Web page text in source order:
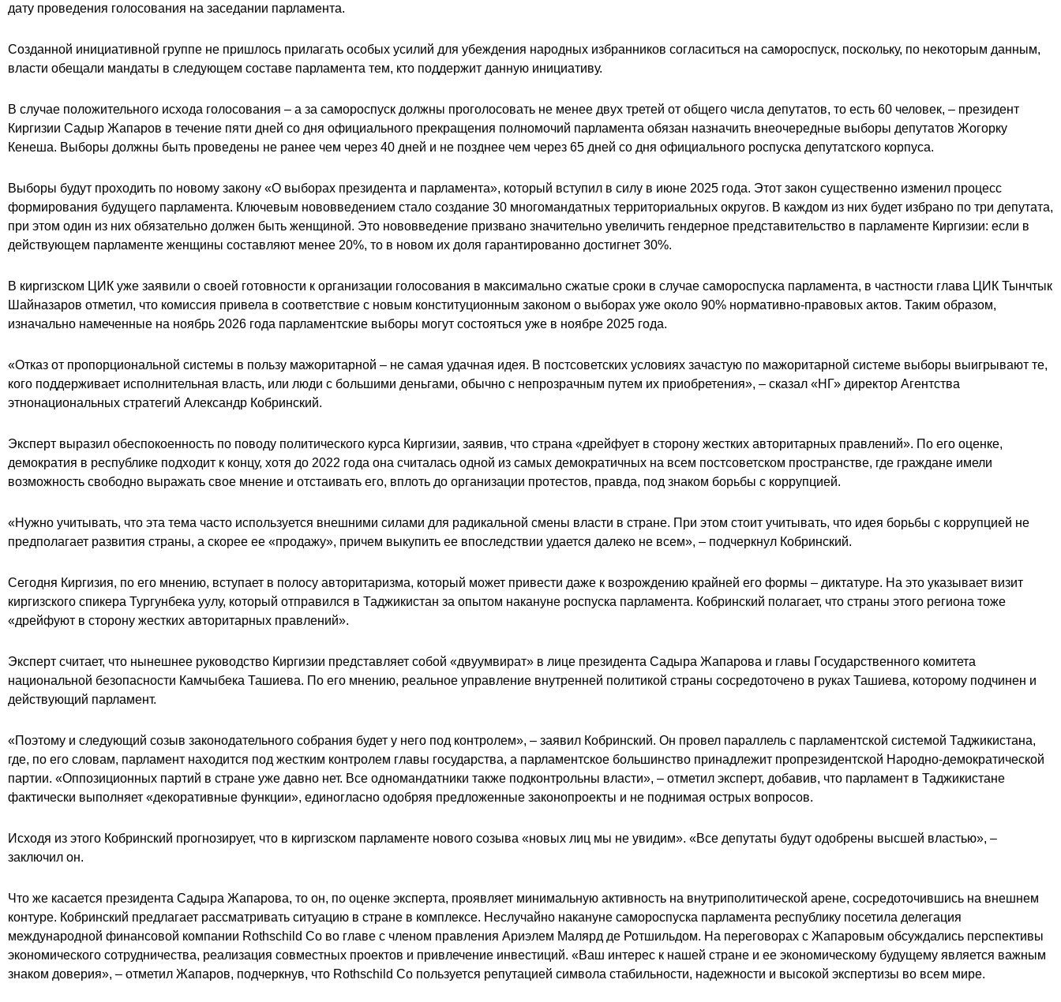
дату проведения голосования на заседании парламента.
Созданной инициативной группе не пришлось прилагать особых усилий для убеждения народных избранников согласиться на самороспуск, поскольку, по некоторым данным,
власти обещали мандаты в следующем составе парламента тем, кто поддержит данную инициативу.
В случае положительного исхода голосования – а за самороспуск должны проголосовать не менее двух третей от общего числа депутатов, то есть 60 человек, – президент
Киргизии Садыр Жапаров в течение пяти дней со дня официального прекращения полномочий парламента обязан назначить внеочередные выборы депутатов Жогорку
Кенеша. Выборы должны быть проведены не ранее чем через 40 дней и не позднее чем через 65 дней со дня официального роспуска депутатского корпуса.
Выборы будут проходить по новому закону «О выборах президента и парламента», который вступил в силу в июне 2025 года. Этот закон существенно изменил процесс
формирования будущего парламента. Ключевым нововведением стало создание 30 многомандатных территориальных округов. В каждом из них будет избрано по три депутата,
при этом один из них обязательно должен быть женщиной. Это нововведение призвано значительно увеличить гендерное представительство в парламенте Киргизии: если в
действующем парламенте женщины составляют менее 20%, то в новом их доля гарантированно достигнет 30%.
В киргизском ЦИК уже заявили о своей готовности к организации голосования в максимально сжатые сроки в случае самороспуска парламента, в частности глава ЦИК Тынчтык
Шайназаров отметил, что комиссия привела в соответствие с новым конституционным законом о выборах уже около 90% нормативно-правовых актов. Таким образом,
изначально намеченные на ноябрь 2026 года парламентские выборы могут состояться уже в ноябре 2025 года.
«Отказ от пропорциональной системы в пользу мажоритарной – не самая удачная идея. В постсоветских условиях зачастую по мажоритарной системе выборы выигрывают те,
кого поддерживает исполнительная власть, или люди с большими деньгами, обычно с непрозрачным путем их приобретения», – сказал «НГ» директор Агентства
этнонациональных стратегий Александр Кобринский.
Эксперт выразил обеспокоенность по поводу политического курса Киргизии, заявив, что страна «дрейфует в сторону жестких авторитарных правлений». По его оценке,
демократия в республике подходит к концу, хотя до 2022 года она считалась одной из самых демократичных на всем постсоветском пространстве, где граждане имели
возможность свободно выражать свое мнение и отстаивать его, вплоть до организации протестов, правда, под знаком борьбы с коррупцией.
«Нужно учитывать, что эта тема часто используется внешними силами для радикальной смены власти в стране. При этом стоит учитывать, что идея борьбы с коррупцией не
предполагает развития страны, а скорее ее «продажу», причем выкупить ее впоследствии удается далеко не всем», – подчеркнул Кобринский.
Сегодня Киргизия, по его мнению, вступает в полосу авторитаризма, который может привести даже к возрождению крайней его формы – диктатуре. На это указывает визит
киргизского спикера Тургунбека уулу, который отправился в Таджикистан за опытом накануне роспуска парламента. Кобринский полагает, что страны этого региона тоже
«дрейфуют в сторону жестких авторитарных правлений».
Эксперт считает, что нынешнее руководство Киргизии представляет собой «двуумвират» в лице президента Садыра Жапарова и главы Государственного комитета
национальной безопасности Камчыбека Ташиева. По его мнению, реальное управление внутренней политикой страны сосредоточено в руках Ташиева, которому подчинен и
действующий парламент.
«Поэтому и следующий созыв законодательного собрания будет у него под контролем», – заявил Кобринский. Он провел параллель с парламентской системой Таджикистана,
где, по его словам, парламент находится под жестким контролем главы государства, а парламентское большинство принадлежит пропрезидентской Народно-демократической
партии. «Оппозиционных партий в стране уже давно нет. Все одномандатники также подконтрольны власти», – отметил эксперт, добавив, что парламент в Таджикистане
фактически выполняет «декоративные функции», единогласно одобряя предложенные законопроекты и не поднимая острых вопросов.
Исходя из этого Кобринский прогнозирует, что в киргизском парламенте нового созыва «новых лиц мы не увидим». «Все депутаты будут одобрены высшей властью», –
заключил он.
Что же касается президента Садыра Жапарова, то он, по оценке эксперта, проявляет минимальную активность на внутриполитической арене, сосредоточившись на внешнем
контуре. Кобринский предлагает рассматривать ситуацию в стране в комплексе. Неслучайно накануне самороспуска парламента республику посетила делегация
международной финансовой компании Rothschild Co во главе с членом правления Ариэлем Малярд де Ротшильдом. На переговорах с Жапаровым обсуждались перспективы
экономического сотрудничества, реализация совместных проектов и привлечение инвестиций. «Ваш интерес к нашей стране и ее экономическому будущему является важным
знаком доверия», – отметил Жапаров, подчеркнув, что Rothschild Co пользуется репутацией символа стабильности, надежности и высокой экспертизы во всем мире.